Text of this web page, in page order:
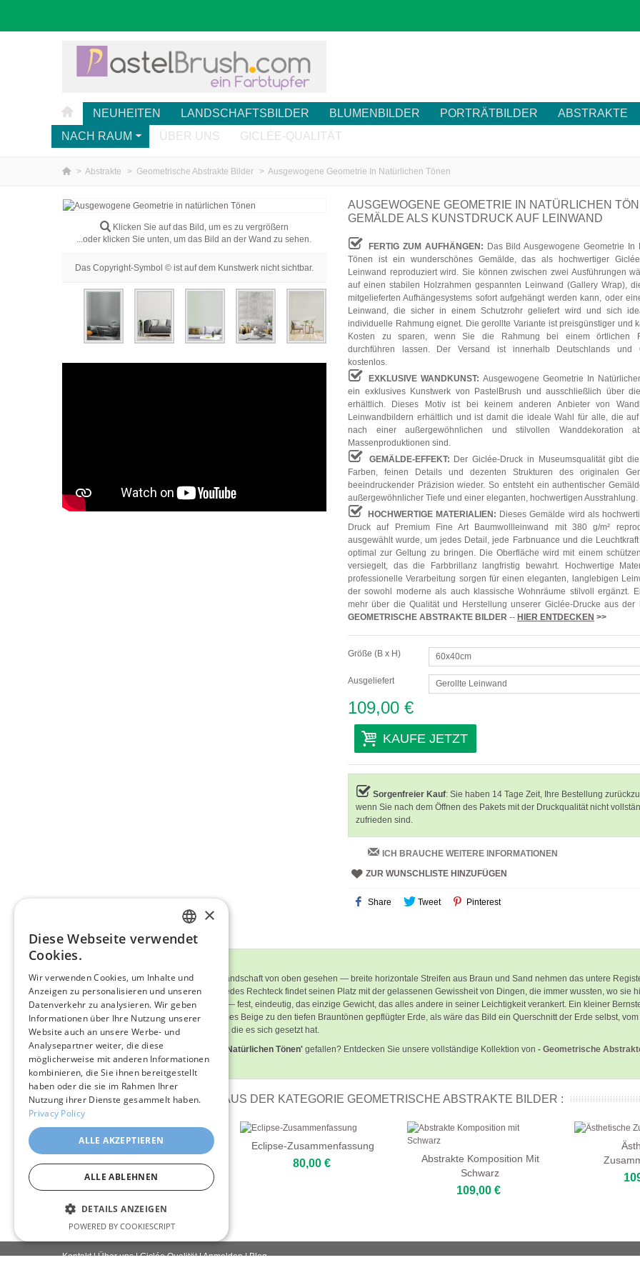
NEUHEITEN LANDSCHAFTSBILDER BLUMENBILDER PORTRÄTBILDER ABSTRAKTE
NACH RAUM
ÜBER UNS GICLÉE-QUALITÄT
> Abstrakte > Geometrische Abstrakte Bilder > Ausgewogene Geometrie In Natürlichen Tönen
Klicken Sie auf das Bild, um es zu vergrößern
...oder klicken Sie unten, um das Bild an der Wand zu sehen.
Das Copyright-Symbol © ist auf dem Kunstwerk nicht sichtbar.
AUSGEWOGENE GEOMETRIE IN NATÜRLICHEN
GEMÄLDE ALS KUNSTDRUCK AUF LEINWAND
FERTIG ZUM AUFHÄNGEN: Das Bild Ausgewogene Geometrie In
Tönen ist ein wunderschönes Gemälde, das als hochwertiger
Leinwand reproduziert wird. Sie können zwischen zwei Ausführungen
auf einen stabilen Holzrahmen gespannten Leinwand (Gallery Wrap),
mitgelieferten Aufhängesystems sofort aufgehängt werden kann, oder
Leinwand, die sicher in einem Schutzrohr geliefert wird und sich
individuelle Rahmung eignet. Die gerollte Variante ist preisgünstiger und
Kosten zu sparen, wenn Sie die Rahmung bei einem örtlichen
durchführen lassen. Der Versand ist innerhalb Deutschlands und
kostenlos.
EXKLUSIVE WANDKUNST: Ausgewogene Geometrie In
ein exklusives Kunstwerk von PastelBrush und ausschließlich über
erhältlich. Dieses Motiv ist bei keinem anderen Anbieter von
Leinwandbildern erhältlich und ist damit die ideale Wahl für alle, die
nach einer außergewöhnlichen und stilvollen Wanddekoration
Massenproduktionen sind.
GEMÄLDE-EFFEKT: Der Giclée-Druck in Museumsqualität gibt
Farben, feinen Details und dezenten Strukturen des originalen
beeindruckender Präzision wieder. So entsteht ein authentischer
außergewöhnlicher Tiefe und einer eleganten, hochwertigen Ausstrahlung.
HOCHWERTIGE MATERIALIEN: Dieses Gemälde wird als
Druck auf Premium Fine Art Baumwollleinwand mit 380 g/m²
ausgewählt wurde, um jedes Detail, jede Farbnuance und die
optimal zur Geltung zu bringen. Die Oberfläche wird mit einem
versiegelt, das die Farbbrillanz langfristig bewahrt. Hochwertige
professionelle Verarbeitung sorgen für einen eleganten, langlebigen
der sowohl moderne als auch klassische Wohnräume stilvoll ergänzt.
mehr über die Qualität und Herstellung unserer Giclée-Drucke aus der
GEOMETRISCHE ABSTRAKTE BILDER -- HIER ENTDECKEN >>
Größe (B x H) 60x40cm
Ausgeliefert Gerollte Leinwand
109,00 €
KAUFE JETZT
Sorgenfreier Kauf: Sie haben 14 Tage Zeit, Ihre Bestellung
wenn Sie nach dem Öffnen des Pakets mit der Druckqualität nicht
zufrieden sind.
ICH BRAUCHE WEITERE INFORMATIONEN
ZUR WUNSCHLISTE HINZUFÜGEN
Share Tweet Pinterest
Die Komposition legt sich hin wie eine Landschaft von oben gesehen — breite horizontale Streifen aus Braun und Sand nehmen das untere
Creme und Leinen darüber aufsteigen, jedes Rechteck findet seinen Platz mit der gelassenen Gewissheit von Dingen, die immer wussten, wo sie
abgerundet, hält das Auge wie ein Stein — fest, eindeutig, das einzige Gewicht, das alles andere in seiner Leichtigkeit verankert. Ein kleiner
bewegt sich von kühlem Weiß über warmes Beige zu den tiefen Brauntönen gepflügter Erde, als wäre das Bild ein Querschnitt der Erde selbst,
vollkommen im Frieden mit den Grenzen, die es sich gesetzt hat.
Hat Ihnen'Ausgewogene Geometrie In Natürlichen Tönen' gefallen? Entdecken Sie unsere vollständige Kollektion von - Geometrische
Raum auf PastelBrush inspirieren.
WEITERE LEINWANDBILDER AUS DER KATEGORIE GEOMETRISCHE ABSTRAKTE BILDER :
Lebhafte Zusammenfassung
109,00 €
Eclipse-Zusammenfassung
80,00 €
Abstrakte Komposition Mit
Schwarz
109,00 €
Kontakt|Über uns|Giclée Qualität|Anmelden|Blog
ENGLISH
GERMAN
FRENCH
×
Diese Webseite verwendet
Cookies.
Wir verwenden Cookies, um Inhalte und
Anzeigen zu personalisieren und unseren
Datenverkehr zu analysieren. Wir geben
Informationen über Ihre Nutzung unserer
Website auch an unsere Werbe- und
Analysepartner weiter, die diese
möglicherweise mit anderen Informationen
kombinieren, die Sie ihnen bereitgestellt
haben oder die sie im Rahmen Ihrer
Nutzung ihrer Dienste gesammelt haben.
Privacy Policy
ALLE AKZEPTIEREN
ALLE ABLEHNEN
DETAILS ANZEIGEN
POWERED BY COOKIESCRIPT